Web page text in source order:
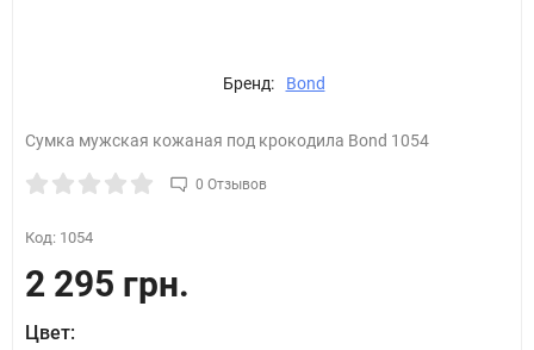
Бренд: Bond
Сумка мужская кожаная под крокодила Bond 1054
0 Отзывов
Код: 1054
2 295 грн.
Цвет: